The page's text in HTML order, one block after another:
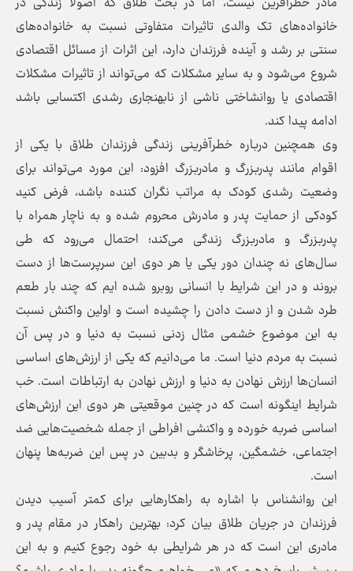
خانواده‌های تک والدی تاثیرات متفاوتی نسبت به خانواده‌های
سنتی بر رشد و آینده فرزندان دارد، این اثرات از مسائل اقتصادی
شروع می‌شود و به سایر مشکلات که می‌تواند از تاثیرات مشکلات
اقتصادی یا روانشاختی ناشی از نابهنجاری رشدی اکتسابی باشد
ادامه پیدا کند.
وی همچنین درباره خطرآفرینی زندگی فرزندان طلاق با یکی از
اقوام مانند پدربزرگ و مادربزرگ افزود: این مورد می‌تواند برای
وضعیت رشدی کودک به مراتب نگران کننده باشد، فرض کنید
کودکی از حمایت پدر و مادرش محروم شده و به ناچار همراه با
پدربزرگ و مادربزرگ زندگی می‌کند؛ احتمال می‌رود که طی
سال‌های نه چندان دور یکی یا هر دوی این سرپرست‌ها از دست
بروند و در این شرایط با انسانی روبرو شده ایم که چند بار طعم
طرد شدن و از دست دادن را چشیده است و اولین واکنش نسبت
به این موضوع خشمی مثال زدنی نسبت به دنیا و در پس آن
نسبت به مردم دنیا است. ما می‌دانیم که یکی از ارزش‌های اساسی
انسان‌ها ارزش نهادن به دنیا و ارزش نهادن به ارتباطات است. خب
شرایط اینگونه است که در چنین موقعیتی هر دوی این ارزش‌های
اساسی ضربه خورده و واکنشی افراطی از جمله شخصیت‌هایی ضد
اجتماعی، خشمگین، پرخاشگر و بدبین در پس این ضربه‌ها پنهان
است.
این روانشناس با اشاره به راهکار‌هایی برای کمتر آسیب دیدن
فرزندان در جریان طلاق بیان کرد: بهترین راهکار در مقام پدر و
مادری این است که در هر شرایطی به خود رجوع کنیم و به این